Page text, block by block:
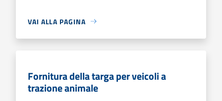
VAI ALLA PAGINA
Fornitura della targa per veicoli a
trazione animale